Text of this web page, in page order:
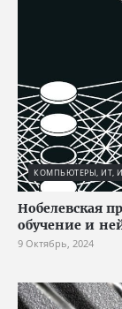
КОМПЬЮТЕРЫ, ИТ,
Нобелевская
обучение и
9 Октябрь, 2024